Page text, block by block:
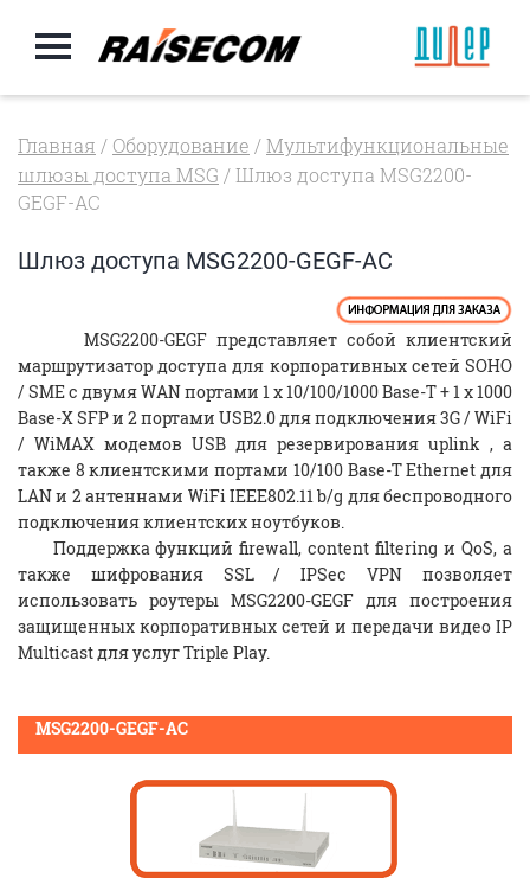
Главная / Оборудование /Мультифункциональные
шлюзы доступа MSG / Шлюз доступа MSG2200-
GEGF-AC
Шлюз доступа MSG2200-GEGF-AC
MSG2200-GEGF представляет собой клиентский
маршрутизатор доступа для корпоративных сетей SOHO
/ SME с двумя WAN портами 1 x 10/100/1000 Base-T + 1 x 1000
Base-X SFP и 2 портами USB2.0 для подключения 3G / WiFi
/ WiMAX модемов USB для резервирования uplink , а
также 8 клиентскими портами 10/100 Base-T Ethernet для
LAN и 2 антеннами WiFi IEEE802.11 b/g для беспроводного
подключения клиентских ноутбуков.
Поддержка функций firewall, content filtering и QoS, а
также шифрования SSL / IPSec VPN позволяет
использовать роутеры MSG2200-GEGF для построения
защищенных корпоративных сетей и передачи видео IP
Multicast для услуг Triple Play.
MSG2200-GEGF-AC